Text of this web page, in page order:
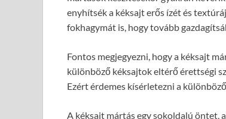
enyhítsék a kéksajt erős ízét és
fokhagymát is, hogy tovább
Fontos megjegyezni, hogy a kéksajt
különböző kéksajtok eltérő érettségi
Ezért érdemes kísérletezni a
A kéksajt mártás egy sokoldalú öntet,